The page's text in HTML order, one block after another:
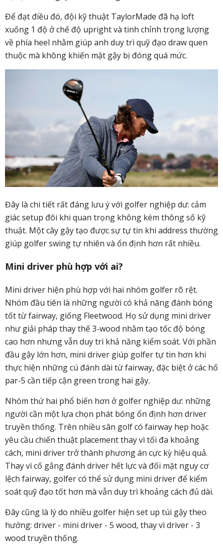
Để đạt điều đó, đội kỹ thuật TaylorMade đã hạ loft
xuống 1 độ ở chế độ upright và tinh chỉnh trọng lượng
về phía heel nhằm giúp anh duy trì quỹ đạo draw quen
thuộc mà không khiến mặt gậy bị đóng quá mức.
Đây là chi tiết rất đáng lưu ý với golfer nghiệp dư: cảm
giác setup đôi khi quan trọng không kém thông số kỹ
thuật. Một cây gậy tạo được sự tự tin khi address thường
giúp golfer swing tự nhiên và ổn định hơn rất nhiều.
Mini driver phù hợp với ai?
Mini driver hiện phù hợp với hai nhóm golfer rõ rệt.
Nhóm đầu tiên là những người có khả năng đánh bóng
tốt từ fairway, giống Fleetwood. Họ sử dụng mini driver
như giải pháp thay thế 3-wood nhằm tạo tốc độ bóng
cao hơn nhưng vẫn duy trì khả năng kiểm soát. Với phần
đầu gậy lớn hơn, mini driver giúp golfer tự tin hơn khi
thực hiện những cú đánh dài từ fairway, đặc biệt ở các hố
par-5 cần tiếp cận green trong hai gậy.
Nhóm thứ hai phổ biến hơn ở golfer nghiệp dư: những
người cần một lựa chọn phát bóng ổn định hơn driver
truyền thống. Trên nhiều sân golf có fairway hẹp hoặc
yêu cầu chiến thuật placement thay vì tối đa khoảng
cách, mini driver trở thành phương án cực kỳ hiệu quả.
Thay vì cố gắng đánh driver hết lực và đối mặt nguy cơ
lệch fairway, golfer có thể sử dụng mini driver để kiểm
soát quỹ đạo tốt hơn mà vẫn duy trì khoảng cách đủ dài.
Đây cũng là lý do nhiều golfer hiện set up túi gậy theo
hướng: driver - mini driver - 5 wood, thay vì driver - 3
wood truyền thống.